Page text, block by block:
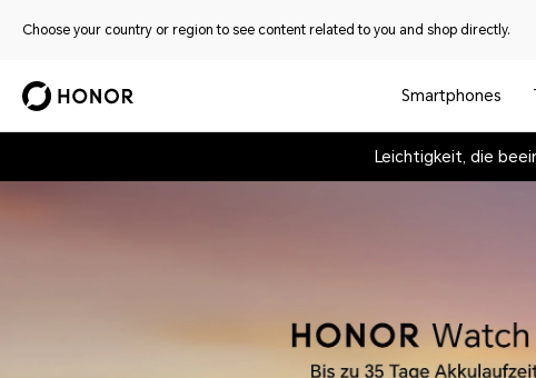
Choose your country or region to see content related to you and shop directly.
Smartphones
Leichtigkeit, die